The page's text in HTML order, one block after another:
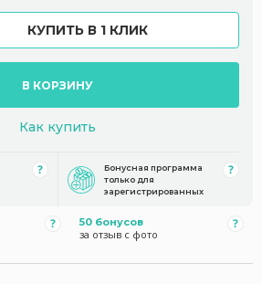
КУПИТЬ В 1 КЛИК
В КОРЗИНУ
Как купить
Бонусная программа
только для
зарегистрированных
50 бонусов
за отзыв с фото